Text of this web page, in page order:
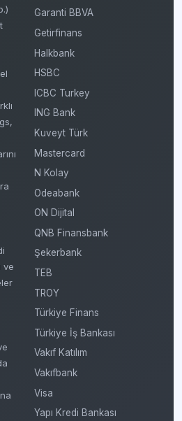
ve
Garanti BBVA
Getirfinans
Halkbank
HSBC
ICBC Turkey
ING Bank
Kuveyt Türk
Mastercard
N Kolay
Odeabank
ON Dijital
QNB Finansbank
Şekerbank
TEB
TROY
Türkiye Finans
Türkiye İş Bankası
Vakıf Katılım
Vakıfbank
Visa
Yapı Kredi Bankası